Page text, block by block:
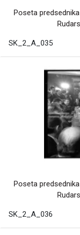
Poseta
SK_2_A_035
Poseta
SK_2_A_036